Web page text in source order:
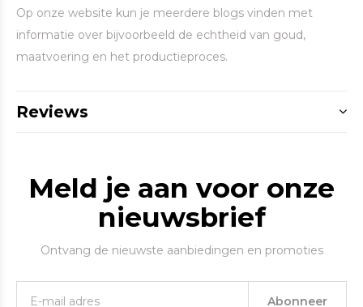
Op onze website kun je meerdere blogs vinden met
informatie over bijvoorbeeld de echtheid van goud,
maatvoering en het productieproces.
Reviews
Meld je aan voor onze
nieuwsbrief
Ontvang de nieuwste aanbiedingen en promoties
Abonneer